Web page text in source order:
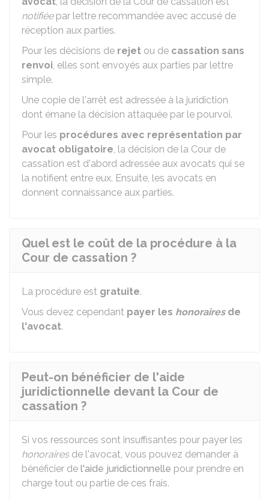
notifiéepar lettre recommandée avec accusé de
réception aux parties.
Pour les décisions de rejet ou de cassation sans
renvoi, elles sont envoyés aux parties par lettre
simple.
Une copie de l'arrêt est adressée à la juridiction
dont émane la décision attaquée par le pourvoi.
Pour les procédures avec représentation par
avocat obligatoire, la décision de la Cour de
cassation est d'abord adressée aux avocats qui se
la notifient entre eux. Ensuite, les avocats en
donnent connaissance aux parties.
Quel est le coût de la procédure à la
Cour de cassation ?
La procédure est gratuite.
Vous devez cependant payer les honorairesde
l'avocat.
Peut-on bénéficier de l'aide
juridictionnelle devant la Cour de
cassation ?
Si vos ressources sont insuffisantes pour payer les
honorairesde l'avocat, vous pouvez demander à
bénéficier de l'aide juridictionnelle pour prendre en
charge tout ou partie de ces frais.